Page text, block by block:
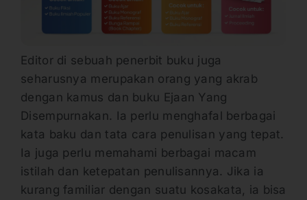
Editor di sebuah penerbit buku juga
seharusnya merupakan orang yang akrab
dengan kamus dan buku Ejaan Yang
Disempurnakan. Ia perlu menghafal berbagai
kata baku dan tata cara penulisan yang tepat.
Ia juga perlu memahami berbagai macam
istilah dan ketepatan penulisannya. Jika ia
kurang familiar dengan suatu kosakata, ia bisa